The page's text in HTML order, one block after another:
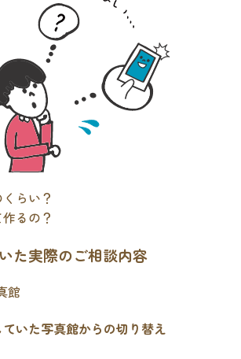
らい？
るの？
た実際のご相談内容
館
いた写真館からの切り替え